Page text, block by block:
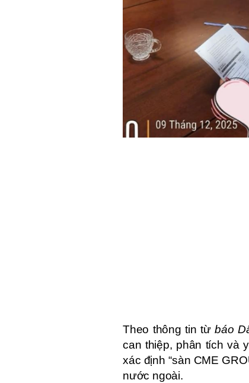
Theo thông tin từbáo
can thiệp, phân tích và
xác định “sàn CME
nước ngoài.